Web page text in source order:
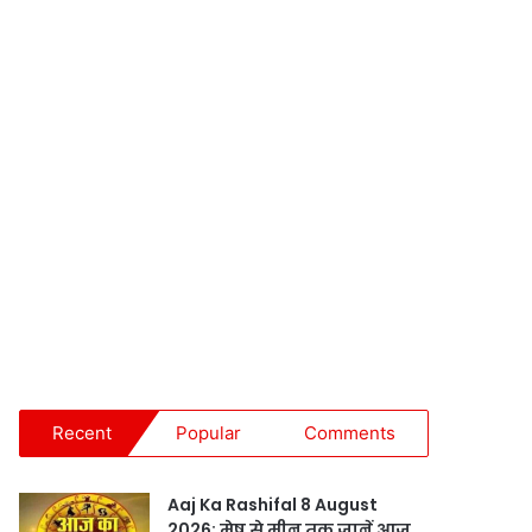
Recent Popular Comments
Aaj Ka Rashifal 8 August